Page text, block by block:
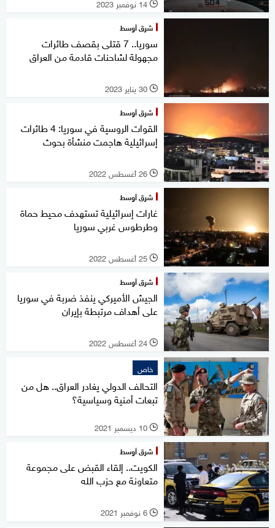
l 14 نوفمبر 2023
شرق أوسط
سوريا.. 7 قتلى بقصف طائرات
مجهولة لشاحنات قادمة من العراق
l 30 يناير 2023
شرق أوسط
القوات الروسية في سوريا: 4 طائرات
إسرائيلية هاجمت منشأة بحوث
l 26 أغسطس 2022
شرق أوسط
غارات إسرائيلية تستهدف محيط حماة
وطرطوس غربي سوريا
l 25 أغسطس 2022
شرق أوسط
الجيش الأميركي ينفذ ضربة في سوريا
على أهداف مرتبطة بإيران
l 24 أغسطس 2022
خاص
التحالف الدولي يغادر العراق.. هل من
تبعات أمنية وسياسية؟
l 10 ديسمبر 2021
شرق أوسط
الكويت.. إلقاء القبض على مجموعة
متعاونة مع حزب الله
l 6 نوفمبر 2021